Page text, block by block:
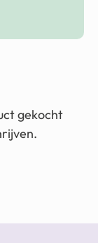
gekocht